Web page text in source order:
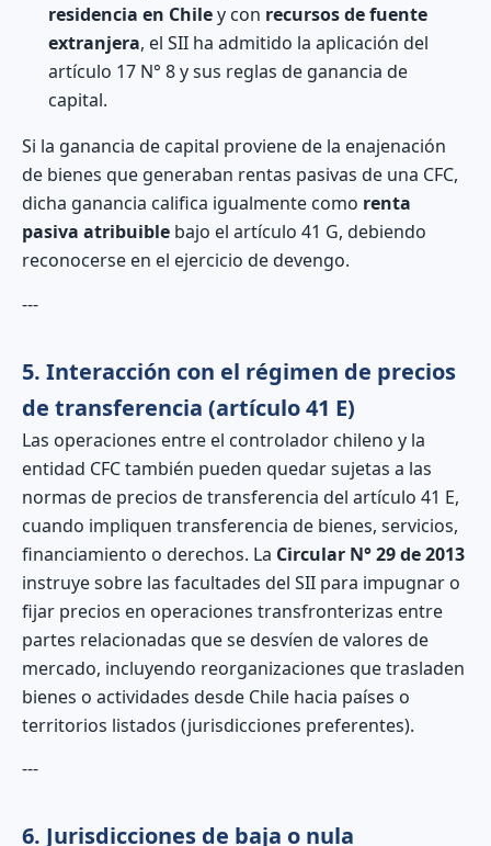
residencia en Chiley con recursos de fuente
extranjera, el SII ha admitido la aplicación del
artículo 17 N° 8 y sus reglas de ganancia de
capital.
Si la ganancia de capital proviene de la enajenación
de bienes que generaban rentas pasivas de una CFC,
dicha ganancia califica igualmente como renta
pasiva atribuible bajo el artículo 41 G, debiendo
reconocerse en el ejercicio de devengo.
---
5. Interacción con el régimen de precios
de transferencia (artículo 41 E)
Las operaciones entre el controlador chileno y la
entidad CFC también pueden quedar sujetas a las
normas de precios de transferencia del artículo 41 E,
cuando impliquen transferencia de bienes, servicios,
financiamiento o derechos. La Circular N° 29 de 2013
instruye sobre las facultades del SII para impugnar o
fijar precios en operaciones transfronterizas entre
partes relacionadas que se desvíen de valores de
mercado, incluyendo reorganizaciones que trasladen
bienes o actividades desde Chile hacia países o
territorios listados (jurisdicciones preferentes).
---
6. Jurisdicciones de baja o nula